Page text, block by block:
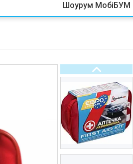
Шоурум МобіБУМ